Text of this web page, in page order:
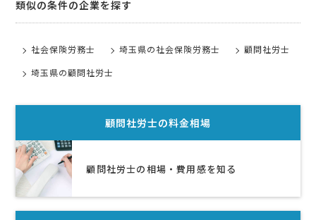
類似の条件の企業を探す
社会保険労務士 埼玉県の社会保険労務士
顧問社労士
埼玉県の顧問社労士
顧問社労士の料金相場
顧問社労士の相場・費用感を知る